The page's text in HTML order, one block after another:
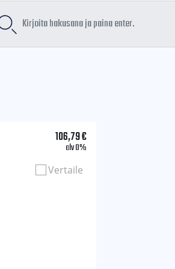
106,79€
alv 0%
Vertaile